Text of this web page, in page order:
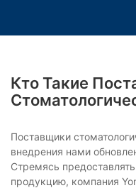
Кто Такие
Поставщики
внедрения нами
Стремясь
продукцию, компания